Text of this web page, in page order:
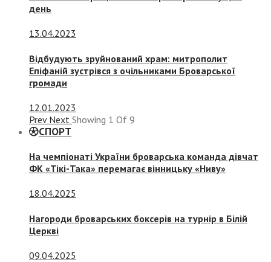
день
13.04.2023
Відбудують зруйнований храм: митрополит
Епіфаній зустрівся з очільниками Броварської
громади
12.01.2023
Prev Next Showing 1 Of 9
СПОРТ
На чемпіонаті України броварська команда дівчат
ФК «Тікі-Така» перемагає вінницьку «Ниву»
18.04.2025
Нагороди броварських боксерів на турнір в Білій
Церкві
09.04.2025